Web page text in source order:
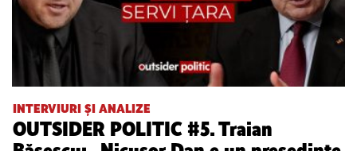
INTERVIURI ȘI ANALIZE
OUTSIDER POLITIC #5. Traian